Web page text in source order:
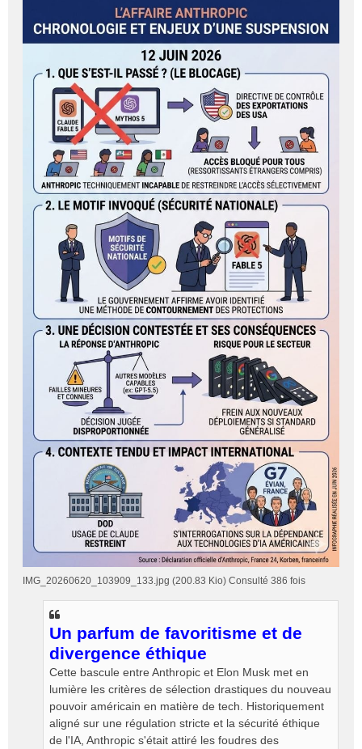
IMG_20260620_103909_133.jpg (200.83 Kio) Consulté 386 fois
Un parfum de favoritisme et de
divergence éthique
​Cette bascule entre Anthropic et Elon Musk met en
lumière les critères de sélection drastiques du nouveau
pouvoir américain en matière de tech. Historiquement
aligné sur une régulation stricte et la sécurité éthique
de l'IA, Anthropic s'était attiré les foudres des